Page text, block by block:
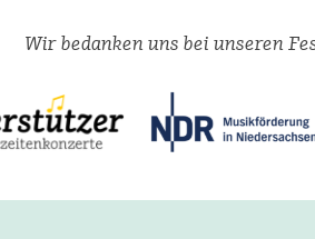
Wir bedanken uns bei unseren